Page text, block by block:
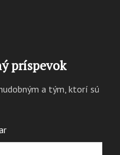
príspevok
a tým, ktorí sú